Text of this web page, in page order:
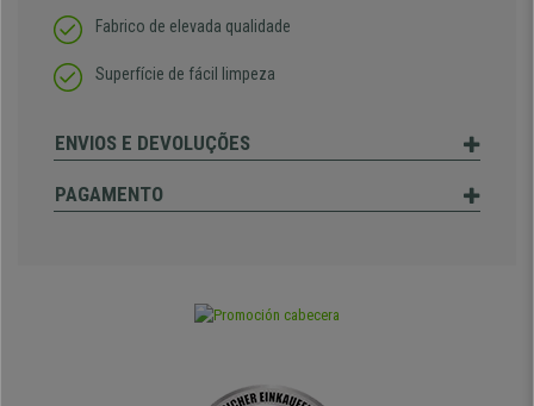
Fabrico de elevada qualidade
Superfície de fácil limpeza
ENVIOS E DEVOLUÇÕES
PAGAMENTO